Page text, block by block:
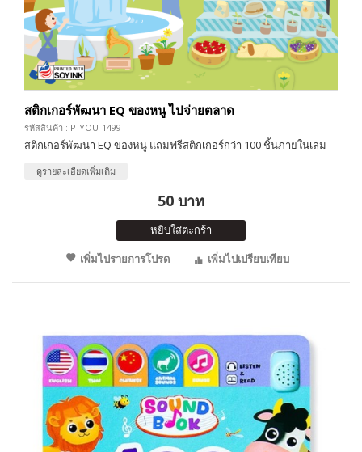
สติกเกอร์พัฒนา EQ ของหนู ไปจ่ายตลาด
รหัสสินค้า : P-YOU-1499
สติกเกอร์พัฒนา EQ ของหนู แถมฟรีสติกเกอร์กว่า 100 ชิ้นภายในเล่ม
ดูรายละเอียดเพิ่มเติม
50 บาท
หยิบใส่ตะกร้า
เพิ่มไปรายการโปรด
เพิ่มไปเปรียบเทียบ